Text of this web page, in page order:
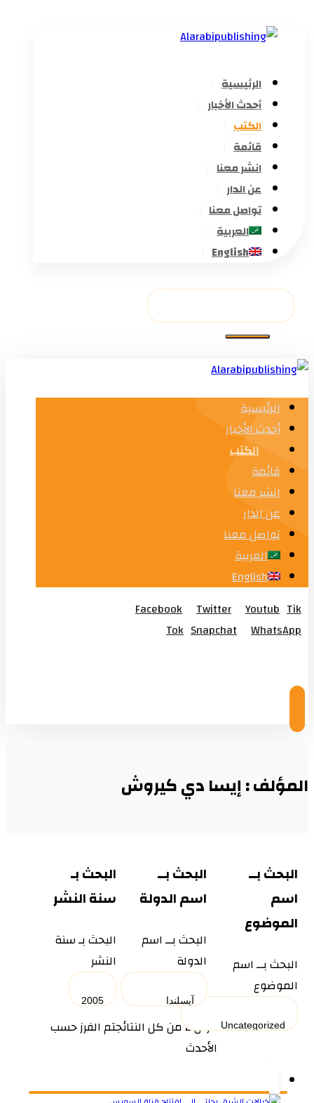
الرئيسية
أحدث الأخبار
الكتب
قائمة
انشر معنا
عن الدار
تواصل معنا
العربية
English
الرئيسية
أحدث الأخبار
الكتب
قائمة
انشر معنا
عن الدار
تواصل معنا
العربية
English
Facebook
Twitter Youtub Tik
Tok Snapchat
WhatsApp
المؤلف : إيسا دي كيروش
البحث بــ
اسم
الموضوع
البحث بــ اسم
الموضوع
البحث بــ
اسم الدولة
البحث بــ اسم
الدولة
البحث بـ
سنة النشر
البحث بـ سنة
النشر
عرض ⁦2⁩ من كل النتائج
تم الفرز حسب
الأحدث